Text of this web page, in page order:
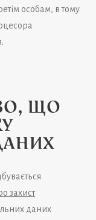
особам, в тому
ЩО
захист
даних